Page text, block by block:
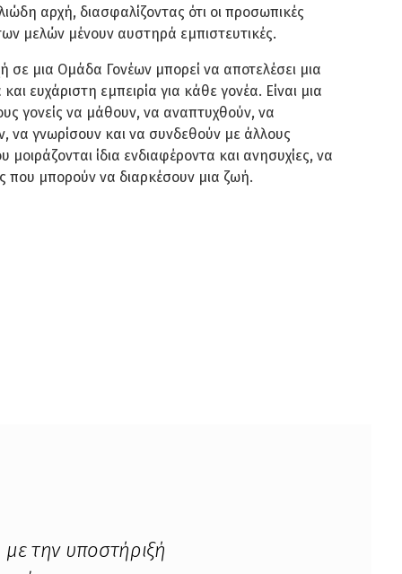
αρχή, διασφαλίζοντας ότι οι προσωπικές
μελών μένουν αυστηρά εμπιστευτικές.
μια Ομάδα Γονέων μπορεί να αποτελέσει μια
ευχάριστη εμπειρία για κάθε γονέα. Είναι μια
γονείς να μάθουν, να αναπτυχθούν, να
να γνωρίσουν και να συνδεθούν με άλλους
ίδια ενδιαφέροντα και ανησυχίες, να
που μπορούν να διαρκέσουν μια ζωή.
την υποστήριξή